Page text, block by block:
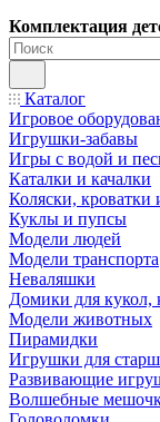
Комплектация
Каталог
Игровое
Игрушки-забавы
Игры с водой и
Каталки и качалки
Коляски, кроватки
Куклы и пупсы
Модели людей
Модели транспорта
Неваляшки
Домики для кукол,
Модели животных
Пирамидки
Игрушки для
Развивающие
Волшебные